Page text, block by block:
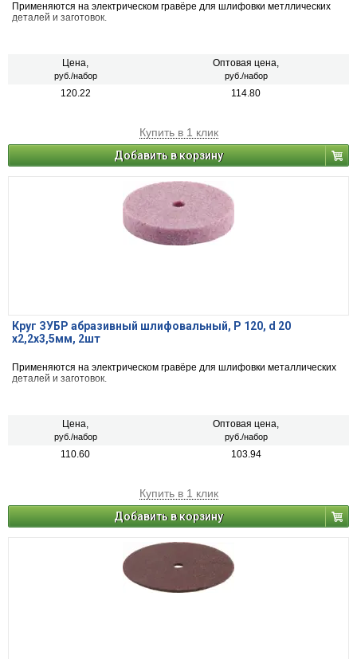
Применяются на электрическом гравёре для шлифовки метллических
деталей и заготовок.
Цена,
руб./набор
Оптовая цена,
руб./набор
120.22 114.80
Купить в 1 клик
Добавить в корзину
Круг ЗУБР абразивный шлифовальный, P 120, d 20
х2,2x3,5мм, 2шт
Применяются на электрическом гравёре для шлифовки металлических
деталей и заготовок.
Цена,
руб./набор
Оптовая цена,
руб./набор
110.60 103.94
Купить в 1 клик
Добавить в корзину